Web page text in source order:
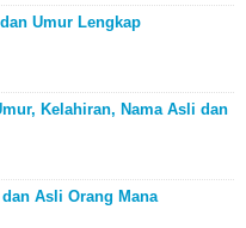
Umur Lengkap
Kelahiran, Nama Asli dan
Asli Orang Mana